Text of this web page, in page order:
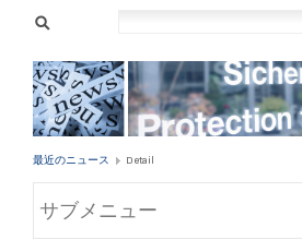
最近のニュース Detail
サブメニュー